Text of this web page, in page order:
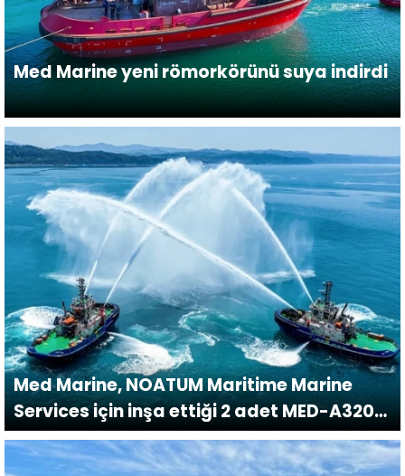
Med Marine yeni römorkörünü suya indirdi
Med Marine, NOATUM Maritime Marine
Services için inşa ettiği 2 adet MED-A3200
sınıfı römorkörü aynı anda teslim etti.